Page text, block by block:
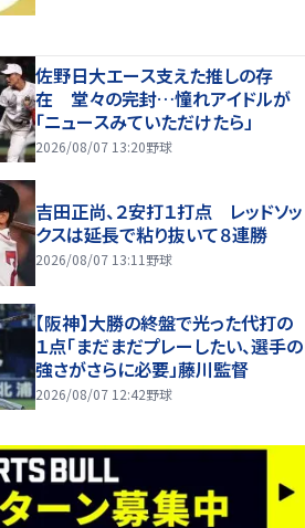
佐野日大エース支えた推しの存
在 堂々の完封…憧れアイドルが
「ニュースみていただけたら」
2026/08/07 13:20野球
吉田正尚、２安打１打点 レッドソッ
クスは延長で粘り抜いて８連勝
2026/08/07 13:11 野球
【阪神】大勝の終盤で光った代打の
１点「まだまだプレーしたい、選手の
強さがさらに必要」藤川監督
2026/08/07 12:42野球